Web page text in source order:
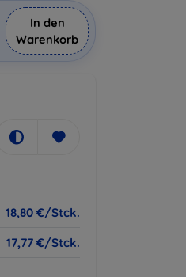
In den
Warenkorb
18,80 €/Stck.
17,77 €/Stck.